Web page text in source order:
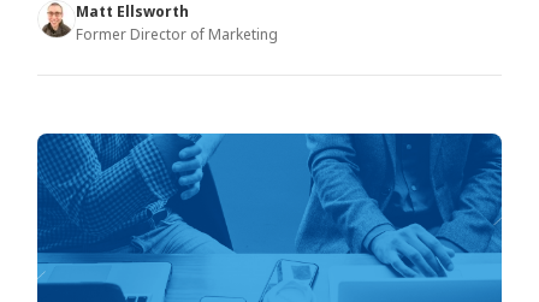
Matt Ellsworth
Former Director of Marketing